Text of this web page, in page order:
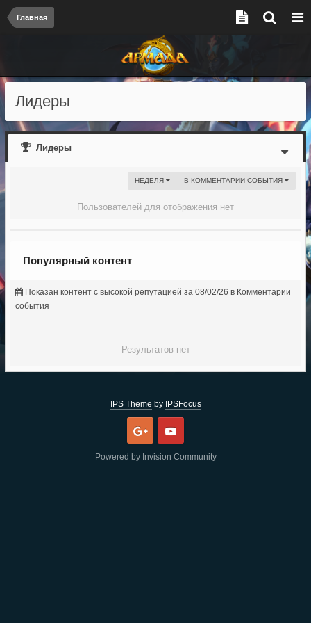
Главная
Лидеры
Лидеры
В КОММЕНТАРИИ СОБЫТИЯ
НЕДЕЛЯ
Пользователей для отображения нет
Популярный контент
Показан контент с высокой репутацией за 08/02/26 в Комментарии
события
Результатов нет
IPS Theme by IPSFocus
Google
Powered by Invision Community